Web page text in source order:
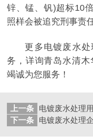
锌、锰、钒)超标10
照样会被追究刑事责任
更多电镀废水
务，详询青岛水清木
竭诚为您服务！
上一条
电镀废水处理
下一条
电镀废水处理